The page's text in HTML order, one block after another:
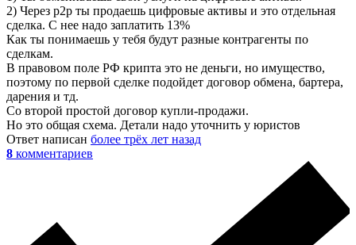
2) Через p2p ты продаешь цифровые активы и это отдельная
сделка. С нее надо заплатить 13%
Как ты понимаешь у тебя будут разные контрагенты по
сделкам.
В правовом поле РФ крипта это не деньги, но имущество,
поэтому по первой сделке подойдет договор обмена, бартера,
дарения и тд.
Со второй простой договор купли-продажи.
Но это общая схема. Детали надо уточнить у юристов
Ответ написан более трёх лет назад
8 комментариев